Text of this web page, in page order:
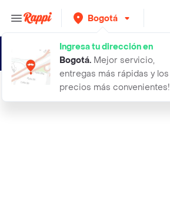
Bogotá
Ingresa tu dirección en
Bogotá. Mejor servicio,
entregas más rápidas y los
precios más convenientes!
5 five simply smart set cortador ga